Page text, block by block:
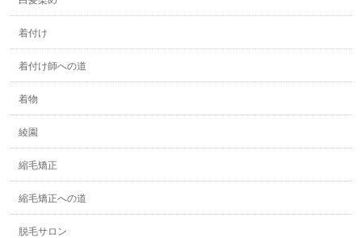
着付け
着付け師への道
着物
綾園
縮毛矯正
縮毛矯正への道
脱毛サロン